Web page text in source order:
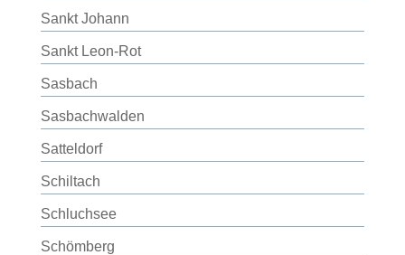
Sankt Johann
Sankt Leon-Rot
Sasbach
Sasbachwalden
Satteldorf
Schiltach
Schluchsee
Schömberg